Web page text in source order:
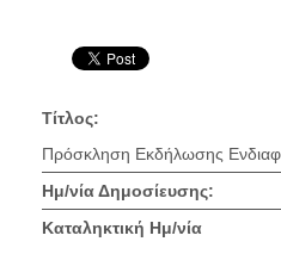
Τίτλος:
Πρόσκληση Εκδήλωσης
Ημ/νία Δημοσίευσης:
Καταληκτική Ημ/νία